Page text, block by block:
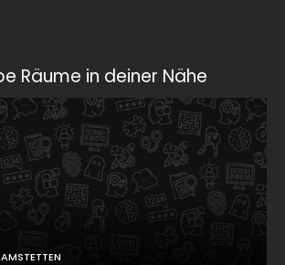
Räume in deiner Nähe